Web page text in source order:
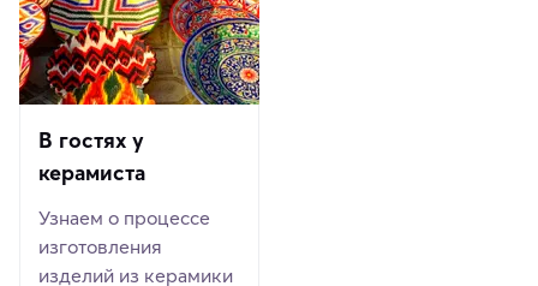
В гостях у
керамиста
Узнаем о процессе
изготовления
изделий из керамики